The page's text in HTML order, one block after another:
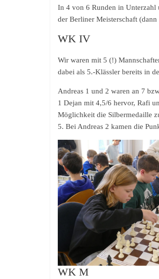
In 4 von 6 Runden in Unterzahl
der Berliner Meisterschaft
WK IV
Wir waren mit 5 (!)
dabei als 5.-Klässler bereits in
Andreas 1 und 2 waren an 7
1 Dejan mit 4,5/6 hervor, Rafi
Möglichkeit die Silbermedaille
5. Bei Andreas 2 kamen die
WK M